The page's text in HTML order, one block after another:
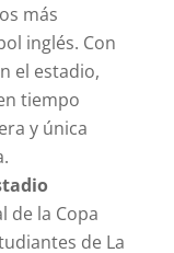
más
inglés. Con
el estadio,
tiempo
y única
de la Copa
de La